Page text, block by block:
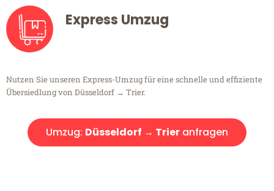
Express Umzug
Nutzen Sie unseren Express-Umzug für eine schnelle und effiziente
Übersiedlung von Düsseldorf → Trier.
Umzug: Düsseldorf → Trier anfragen